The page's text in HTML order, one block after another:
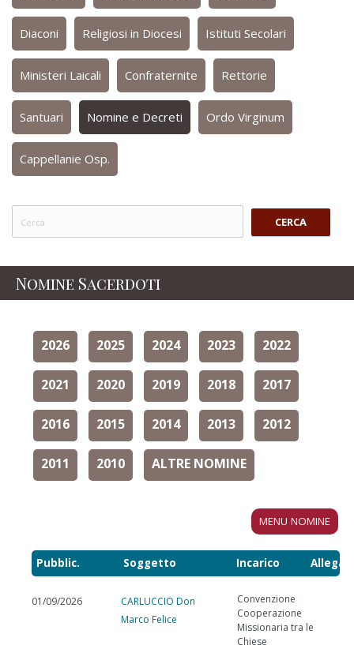
Diaconi Religiosi in Diocesi Istituti Secolari
Ministeri Laicali Confraternite Rettorie
Santuari Nomine e Decreti Ordo Virginum
Cappellanie Osp.
CERCA
Nomine Sacerdoti
2026 2025 2024 2023 2022
2021 2020 2019 2018 2017
2016 2015 2014 2013 2012
2011 2010 ALTRE NOMINE
MENU NOMINE
Pubblic. Soggetto Incarico
01/09/2026
CARLUCCIO Don
Marco Felice
Convenzione
Cooperazione
Missionaria tra le
Chiese